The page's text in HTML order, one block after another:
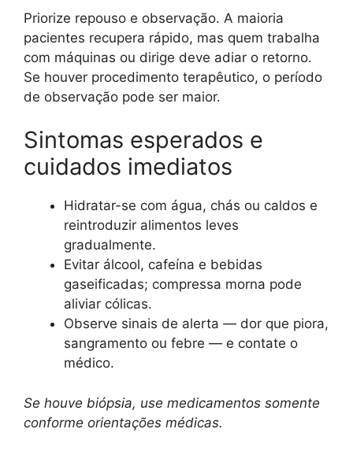
Priorize repouso e observação. A maioria
pacientes recupera rápido, mas quem trabalha
com máquinas ou dirige deve adiar o retorno.
Se houver procedimento terapêutico, o período
de observação pode ser maior.
Sintomas esperados e
cuidados imediatos
Hidratar-se com água, chás ou caldos e
reintroduzir alimentos leves
gradualmente.
Evitar álcool, cafeína e bebidas
gaseificadas; compressa morna pode
aliviar cólicas.
Observe sinais de alerta — dor que piora,
sangramento ou febre — e contate o
médico.
Se houve biópsia, use medicamentos somente
conforme orientações médicas.